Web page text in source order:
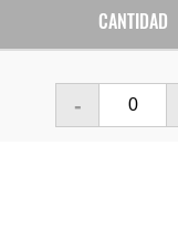
CANTIDAD
-